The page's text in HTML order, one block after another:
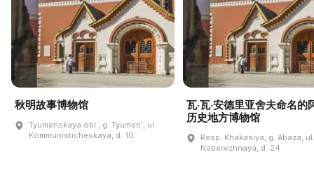
秋明故事博物馆
Tyumenskaya obl., g. Tyumenʹ, ul.
Kommunisticheskaya, d. 10
瓦·瓦·安德里亚舍夫命名的
历史地方博物馆
Resp. Khakasiya, g. Abaza, ul.
Naberezhnaya, d. 24